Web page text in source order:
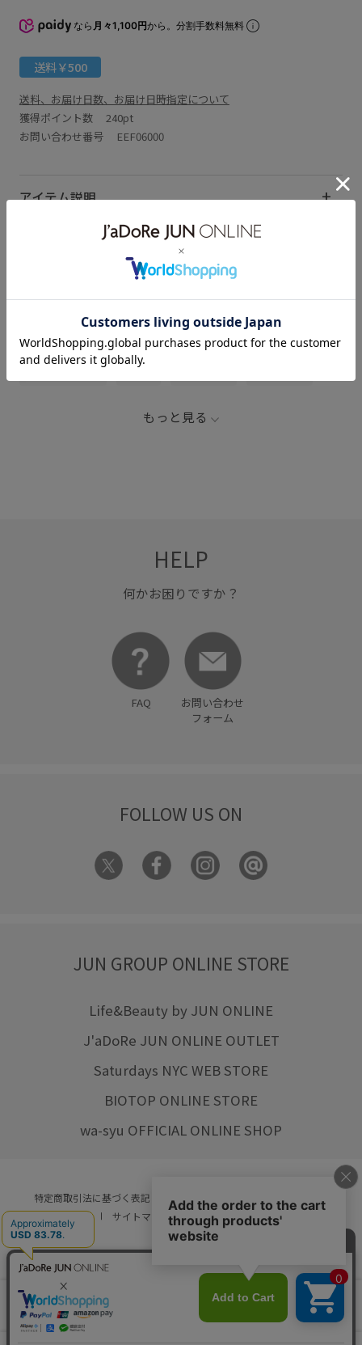
なら 月々1,100円から。分割手数料無料
送料￥500
送料、お届け日数、お届け日時指定について
獲得ポイント数 240pt
お問い合わせ番号 EEF06000
アイテム説明
サイズ・素材・お手入れ方法
関連タグ
お手入れしやすい コットン ストレッチ性
もっと見る
HELP
何かお困りですか？
FAQ
お問い合わせ
フォーム
FOLLOW US ON
JUN GROUP ONLINE STORE
Life&Beauty by JUN ONLINE
J'aDoRe JUN ONLINE OUTLET
Saturdays NYC WEB STORE
BIOTOP ONLINE STORE
wa-syu OFFICIAL ONLINE SHOP
特定商取引法に基づく表記 プライバシーポリシー
ご利用規約
サイトマップ リクルート ご利用ガイド
© JUN CO.,LTD. ALL RIGHTS RESERVED.
店舗在庫
をみる
カートに入れる